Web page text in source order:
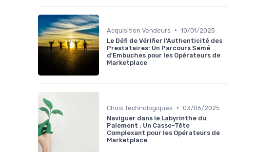
Acquisition Vendeurs • 10/01/2025
Le Défi de Vérifier l'Authenticité des
Prestataires: Un Parcours Semé
d'Embuches pour les Opérateurs de
Marketplace
Choix Technologiques • 03/06/2025
Naviguer dans le Labyrinthe du
Paiement : Un Casse-Tête
Complexant pour les Opérateurs de
Marketplace